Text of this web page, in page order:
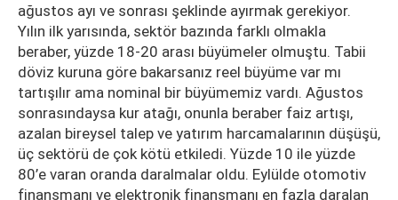
ağustos ayı ve sonrası şeklinde ayırmak gerekiyor.
Yılın ilk yarısında, sektör bazında farklı olmakla
beraber, yüzde 18-20 arası büyümeler olmuştu. Tabii
döviz kuruna göre bakarsanız reel büyüme var mı
tartışılır ama nominal bir büyümemiz vardı. Ağustos
sonrasındaysa kur atağı, onunla beraber faiz artışı,
azalan bireysel talep ve yatırım harcamalarının düşüşü,
üç sektörü de çok kötü etkiledi. Yüzde 10 ile yüzde
80’e varan oranda daralmalar oldu. Eylülde otomotiv
finansmanı ve elektronik finansmanı en fazla daralan